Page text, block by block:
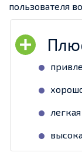
пользователя